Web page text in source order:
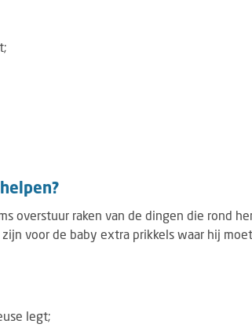
overstuur raken van de dingen die rond
voor de baby extra prikkels waar hij
legt;